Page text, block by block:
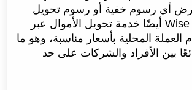
أي رسوم خفية أو رسوم تحويل
عالية. كما توفر Wise أيضًا خدمة تحويل الأموال عبر
العملة المحلية بأسعار مناسبة، وهو ما
بين الأفراد والشركات على حد